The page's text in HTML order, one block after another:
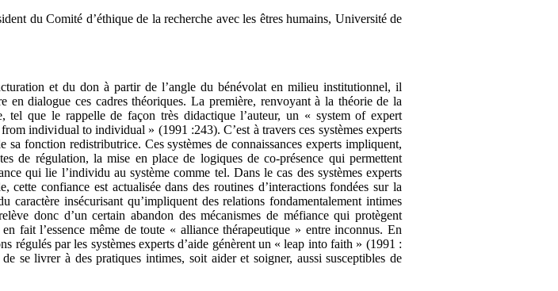
du Comité d’éthique de la recherche avec les êtres humains, Université de
et du don à partir de l’angle du bénévolat en milieu institutionnel, il
dialogue ces cadres théoriques. La première, renvoyant à la théorie de la
tel que le rappelle de façon très didactique l’auteur, un « system of expert
individual to individual » (1991 :243). C’est à travers ces systèmes experts
fonction redistributrice. Ces systèmes de connaissances experts impliquent,
de régulation, la mise en place de logiques de co-présence qui permettent
qui lie l’individu au système comme tel. Dans le cas des systèmes experts
confiance est actualisée dans des routines d’interactions fondées sur la
caractère insécurisant qu’impliquent des relations fondamentalement intimes
donc d’un certain abandon des mécanismes de méfiance qui protègent
fait l’essence même de toute « alliance thérapeutique » entre inconnus. En
régulés par les systèmes experts d’aide génèrent un « leap into faith » (1991 :
se livrer à des pratiques intimes, soit aider et soigner, aussi susceptibles de